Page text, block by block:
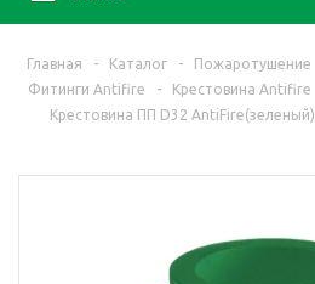
Главная - Каталог - Пожаротушение
Фитинги Antifire
- Крестовина Antifire
Крестовина ПП D32 AntiFire(зеленый)